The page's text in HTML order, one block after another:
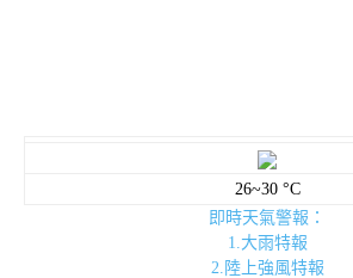
26~30 °C
即時天氣警報：
1.大雨特報
2.陸上強風特報